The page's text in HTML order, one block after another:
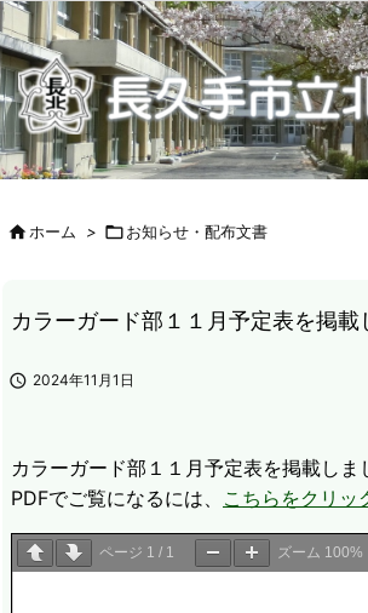
HOME 北小について 今日の北小 緊急時
ＰＴＡ手帳（Web版）
ＰＴＡの窓
いじめ防
学校からの配付物（学年別）
タブレット端末
ホーム > お知らせ・配布文書
カラーガード部１１月予定表を掲載
 2024年11月1日
カラーガード部１１月予定表を掲載しま
PDFでご覧になるには、 こちらをクリッ
ページ 1 / 1 ズーム 100%